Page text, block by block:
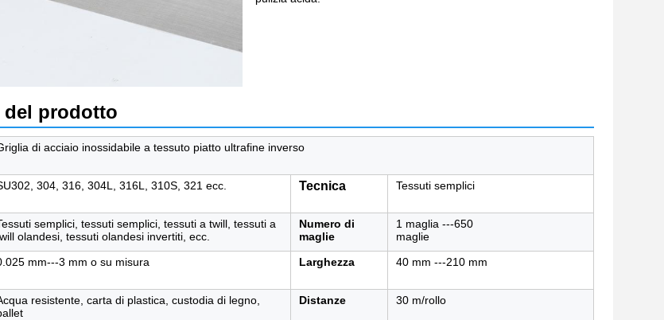
prodotto
di acciaio inossidabile a tessuto piatto ultrafine inverso
304, 316, 304L, 316L, 310S, 321 ecc. Tecnica Tessuti semplici
semplici, tessuti semplici, tessuti a twill, tessuti a
olandesi, tessuti olandesi invertiti, ecc.
Numero di
maglie
1 maglia ---650
maglie
mm---3 mm o su misura Larghezza 40 mm ---210 mm
resistente, carta di plastica, custodia di legno,
Distanze 30 m/rollo